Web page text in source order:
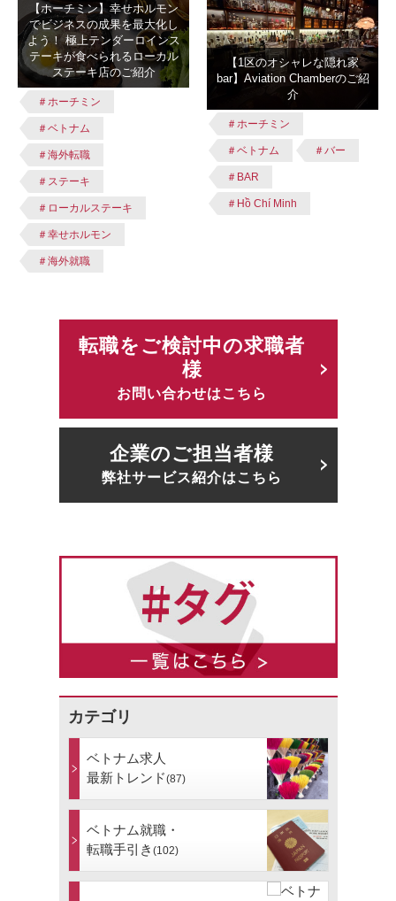
【ホーチミン】幸せホルモン
でビジネスの成果を最大化し
よう！ 極上テンダーロインス
テーキが食べられるローカル
ステーキ店のご紹介
＃ホーチミン
＃ベトナム
＃海外転職
＃ステーキ
＃ローカルステーキ
＃幸せホルモン
＃海外就職
【1区のオシャレな隠れ家
bar】Aviation Chamberのご紹
介
＃ホーチミン
＃ベトナム ＃バー
＃BAR
＃Hồ Chí Minh
転職をご検討中の求職者
様
お問い合わせはこちら
企業のご担当者様
弊社サービス紹介はこちら
カテゴリ
ベトナム求人
最新トレンド(87)
ベトナム就職・
転職手引き (102)